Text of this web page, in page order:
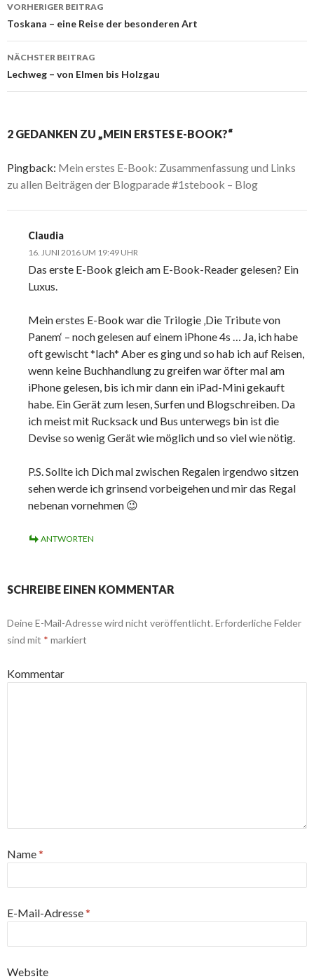
Beitrags-
Navigation
VORHERIGER BEITRAG
Toskana – eine Reise der besonderen Art
NÄCHSTER BEITRAG
Lechweg – von Elmen bis Holzgau
2 GEDANKEN ZU „MEIN ERSTES E-BOOK?“
Pingback: Mein erstes E-Book: Zusammenfassung und Links
zu allen Beiträgen der Blogparade #1stebook – Blog
Claudia
16. JUNI 2016 UM 19:49 UHR
Das erste E-Book gleich am E-Book-Reader gelesen? Ein
Luxus.
Mein erstes E-Book war die Trilogie ‚Die Tribute von
Panem‘ – noch gelesen auf einem iPhone 4s … Ja, ich habe
oft gewischt *lach* Aber es ging und so hab ich auf Reisen,
wenn keine Buchhandlung zu greifen war öfter mal am
iPhone gelesen, bis ich mir dann ein iPad-Mini gekauft
habe. Ein Gerät zum lesen, Surfen und Blogschreiben. Da
ich meist mit Rucksack und Bus unterwegs bin ist die
Devise so wenig Gerät wie möglich und so viel wie nötig.
P.S. Sollte ich Dich mal zwischen Regalen irgendwo sitzen
sehen werde ich grinsend vorbeigehen und mir das Regal
nebenan vornehmen 😉
ANTWORTEN
SCHREIBE EINEN KOMMENTAR
Deine E-Mail-Adresse wird nicht veröffentlicht. Erforderliche Felder
sind mit * markiert
Kommentar
Name*
E-Mail-Adresse*
Website